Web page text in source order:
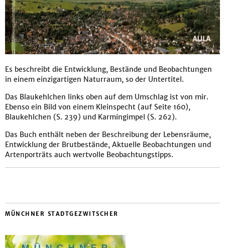
Es beschreibt die Entwicklung, Bestände und Beobachtungen
in einem einzigartigen Naturraum, so der Untertitel.
Das Blaukehlchen links oben auf dem Umschlag ist von mir.
Ebenso ein Bild von einem Kleinspecht (auf Seite 160),
Blaukehlchen (S. 239) und Karmingimpel (S. 262).
Das Buch enthält neben der Beschreibung der Lebensräume,
Entwicklung der Brutbestände, Aktuelle Beobachtungen und
Artenporträts auch wertvolle Beobachtungstipps.
MÜNCHNER STADTGEZWITSCHER